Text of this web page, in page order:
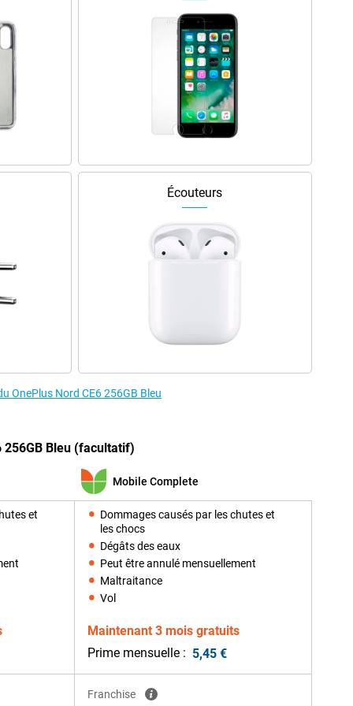
Écouteurs
OnePlus Nord CE6 256GB Bleu
256GB Bleu (facultatif)
et
Mobile Complete
Dommages causés par les chutes et
les chocs
Dégâts des eaux
Peut être annulé mensuellement
Maltraitance
Vol
Maintenant 3 mois gratuits
Prime mensuelle : 5,45 €
Franchise